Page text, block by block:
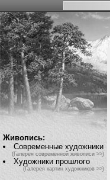
Живопись:
Современные художники
(Галерея современной живописи >>)
Художники прошлого
(Галерея картин художников >>)